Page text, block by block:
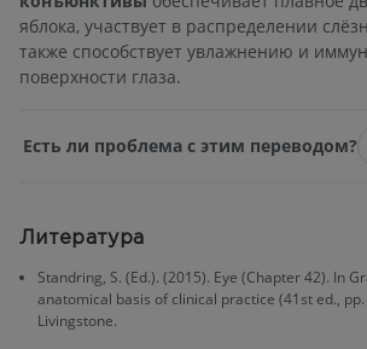
яблока, участвует в распределении
также способствует увлажнению и
поверхности глаза.
Есть ли проблема с этим переводом?
Литература
Standring, S. (Ed.). (2015). Eye (Chapter 42). In
anatomical basis of clinical practice (41st ed.,
Livingstone.